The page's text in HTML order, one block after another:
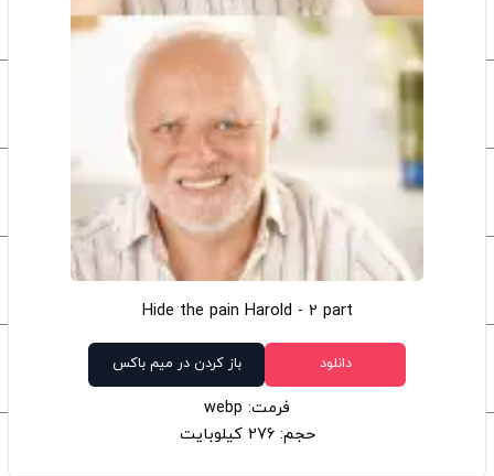
Hide the pain Harold - 2 part
دانلود باز کردن در میم باکس
فرمت: webp
حجم: 276 کیلوبایت